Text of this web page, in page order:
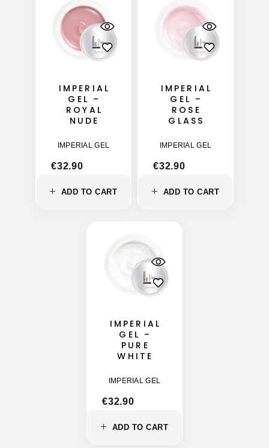
ADD TO CART
IMPERIAL
GEL –
ROYAL
NUDE
IMPERIAL GEL
€32.90
ADD TO CART
IMPERIAL
GEL –
ROSE
GLASS
IMPERIAL GEL
€32.90
ADD TO CART
IMPERIAL
GEL –
PURE
WHITE
IMPERIAL GEL
€32.90